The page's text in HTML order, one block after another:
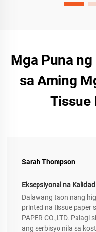
Mga Puna ng
sa Aming
Tissue
Sarah Thompson
Eksepsiyonal na
Dalawang taon nang
printed na tissue paper
PAPER CO.,LTD.
ang serbisyo nila sa